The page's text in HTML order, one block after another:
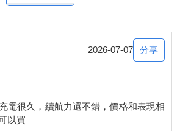
2026-07-07 分享
電很久，續航力還不錯，價格和表現相